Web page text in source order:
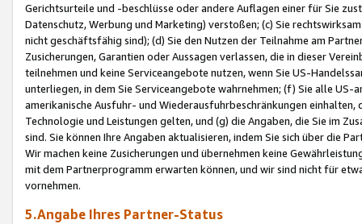
Gerichtsurteile und -beschlüsse oder andere Auflagen einer für Sie
Datenschutz, Werbung und Marketing) verstoßen; (c) Sie
nicht geschäftsfähig sind); (d) Sie den Nutzen der Teilnahme am
Zusicherungen, Garantien oder Aussagen verlassen, die in dieser
teilnehmen und keine Serviceangebote nutzen, wenn Sie US-
unterliegen, in dem Sie Serviceangebote wahrnehmen; (f) Sie alle
amerikanische Ausfuhr- und Wiederausfuhrbeschränkungen
Technologie und Leistungen gelten, und (g) die Angaben, die Sie im
sind. Sie können Ihre Angaben aktualisieren, indem Sie sich über die
Wir machen keine Zusicherungen und übernehmen keine
mit dem Partnerprogramm erwarten können, und wir sind nicht für
vornehmen.
5.Angabe Ihres Partner-Status